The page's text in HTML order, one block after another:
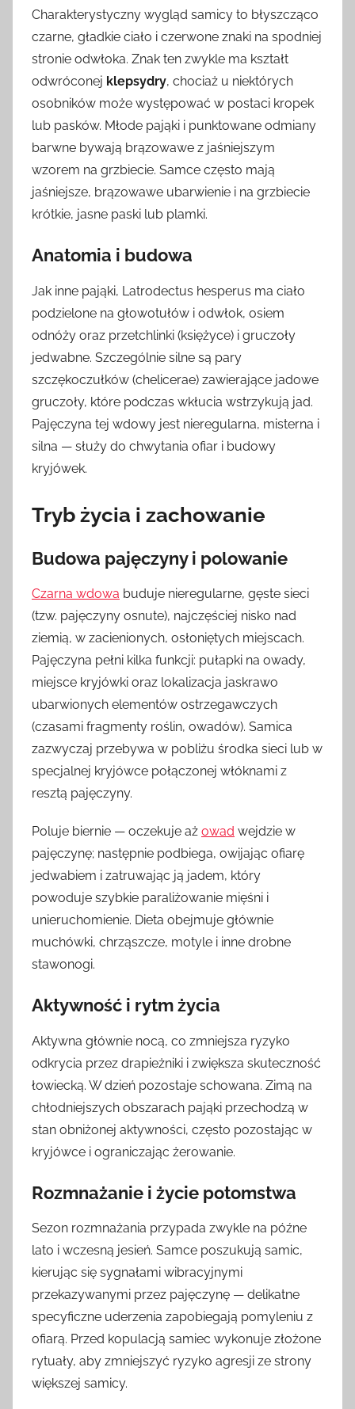
Charakterystyczny wygląd samicy to błyszcząco
czarne, gładkie ciało i czerwone znaki na spodniej
stronie odwłoka. Znak ten zwykle ma kształt
odwróconej klepsydry, chociaż u niektórych
osobników może występować w postaci kropek
lub pasków. Młode pająki i punktowane odmiany
barwne bywają brązowawe z jaśniejszym
wzorem na grzbiecie. Samce często mają
jaśniejsze, brązowawe ubarwienie i na grzbiecie
krótkie, jasne paski lub plamki.
Anatomia i budowa
Jak inne pająki, Latrodectus hesperus ma ciało
podzielone na głowotułów i odwłok, osiem
odnóży oraz przetchlinki (księżyce) i gruczoły
jedwabne. Szczególnie silne są pary
szczękoczułków (chelicerae) zawierające jadowe
gruczoły, które podczas wkłucia wstrzykują jad.
Pajęczyna tej wdowy jest nieregularna, misterna i
silna — służy do chwytania ofiar i budowy
kryjówek.
Tryb życia i zachowanie
Budowa pajęczyny i polowanie
Czarna wdowa buduje nieregularne, gęste sieci
(tzw. pajęczyny osnute), najczęściej nisko nad
ziemią, w zacienionych, osłoniętych miejscach.
Pajęczyna pełni kilka funkcji: pułapki na owady,
miejsce kryjówki oraz lokalizacja jaskrawo
ubarwionych elementów ostrzegawczych
(czasami fragmenty roślin, owadów). Samica
zazwyczaj przebywa w pobliżu środka sieci lub w
specjalnej kryjówce połączonej włóknami z
resztą pajęczyny.
Poluje biernie — oczekuje aż owad wejdzie w
pajęczynę; następnie podbiega, owijając ofiarę
jedwabiem i zatruwając ją jadem, który
powoduje szybkie paraliżowanie mięśni i
unieruchomienie. Dieta obejmuje głównie
muchówki, chrząszcze, motyle i inne drobne
stawonogi.
Aktywność i rytm życia
Aktywna głównie nocą, co zmniejsza ryzyko
odkrycia przez drapieżniki i zwiększa skuteczność
łowiecką. W dzień pozostaje schowana. Zimą na
chłodniejszych obszarach pająki przechodzą w
stan obniżonej aktywności, często pozostając w
kryjówce i ograniczając żerowanie.
Rozmnażanie i życie potomstwa
Sezon rozmnażania przypada zwykle na późne
lato i wczesną jesień. Samce poszukują samic,
kierując się sygnałami wibracyjnymi
przekazywanymi przez pajęczynę — delikatne
specyficzne uderzenia zapobiegają pomyleniu z
ofiarą. Przed kopulacją samiec wykonuje złożone
rytuały, aby zmniejszyć ryzyko agresji ze strony
większej samicy.